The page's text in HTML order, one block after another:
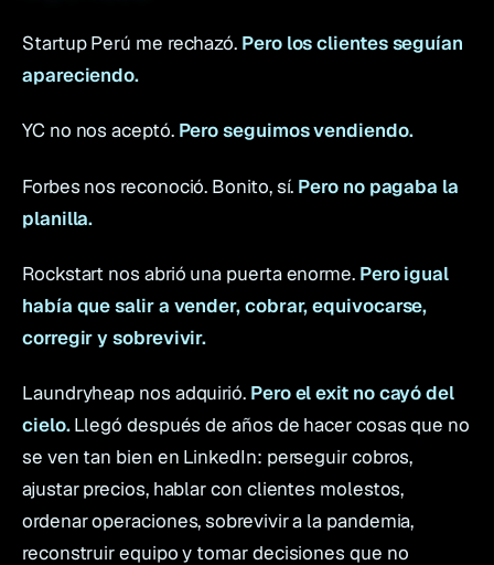
Startup Perú me rechazó. Pero los clientes seguían
apareciendo.
YC no nos aceptó. Pero seguimos vendiendo.
Forbes nos reconoció. Bonito, sí. Pero no pagaba la
planilla.
Rockstart nos abrió una puerta enorme. Pero igual
había que salir a vender, cobrar, equivocarse,
corregir y sobrevivir.
Laundryheap nos adquirió. Pero el exit no cayó del
cielo.Llegó después de años de hacer cosas que no
se ven tan bien en LinkedIn: perseguir cobros,
ajustar precios, hablar con clientes molestos,
ordenar operaciones, sobrevivir a la pandemia,
reconstruir equipo y tomar decisiones que no